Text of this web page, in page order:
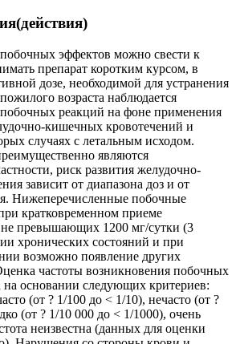
эффектов можно свести к
препарат коротким курсом, в
дозе, необходимой для устранения
возраста наблюдается
реакций на фоне применения
кишечных кровотечений и
случаях с летальным исходом.
являются
риск развития желудочно-
зависит от диапазона доз и от
Нижеперечисленные побочные
кратковременном приеме
не превышающих 1200 мг/сутки (3
хронических состояний и при
возможно появление других
частоты возникновения побочных
на основании следующих критериев:
(от ? 1/100 до < 1/10), нечасто (от ?
(от ? 1/10 000 до < 1/1000), очень
неизвестна (данных для оценки